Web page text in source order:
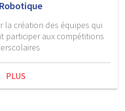
la création des équipes qui
participer aux compétitions
PLUS